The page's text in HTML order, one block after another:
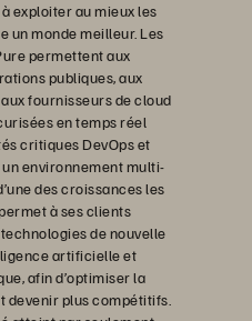
exploiter au mieux les
un monde meilleur. Les
permettent aux
publiques, aux
fournisseurs de cloud
en temps réel
critiques DevOps et
environnement multi-
des croissances les
à ses clients
de nouvelle
artificielle et
afin d’optimiser la
devenir plus compétitifs.